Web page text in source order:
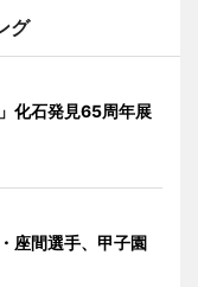
グ
化石発見65周年展
座間選手、甲子園